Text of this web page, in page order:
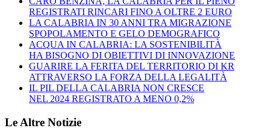
REGISTRATI RINCARI FINO A OLTRE 2 EURO
LA CALABRIA IN 30 ANNI TRA MIGRAZIONE
SPOPOLAMENTO E GELO DEMOGRAFICO
ACQUA IN CALABRIA: LA SOSTENIBILITÀ
HA BISOGNO DI OBIETTIVI DI INNOVAZIONE
GUARIRE LA FERITA DEL TERRITORIO DI KR
ATTRAVERSO LA FORZA DELLA LEGALITÀ
IL PIL DELLA CALABRIA NON CRESCE
NEL 2024 REGISTRATO A MENO 0,2%
Le Altre Notizie